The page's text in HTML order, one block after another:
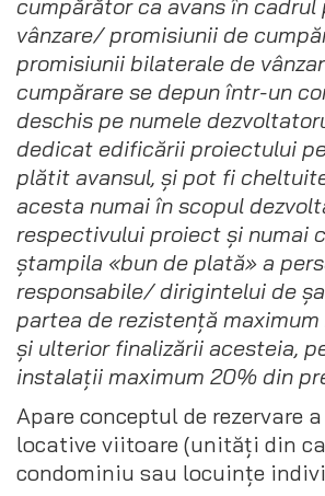
cumpărător ca avans în cadrul
vânzare/ promisiunii de
promisiunii bilaterale de
cumpărare se depun într-un
deschis pe numele
dedicat edificării proiectului
plătit avansul, și pot fi
acesta numai în scopul
respectivului proiect și numai
ștampila «bun de plată» a
responsabile/ dirigintelui de
partea de rezistență
și ulterior finalizării acesteia,
instalații maximum 20% din
Apare conceptul de rezervare
locative viitoare (unități din
condominiu sau locuințe